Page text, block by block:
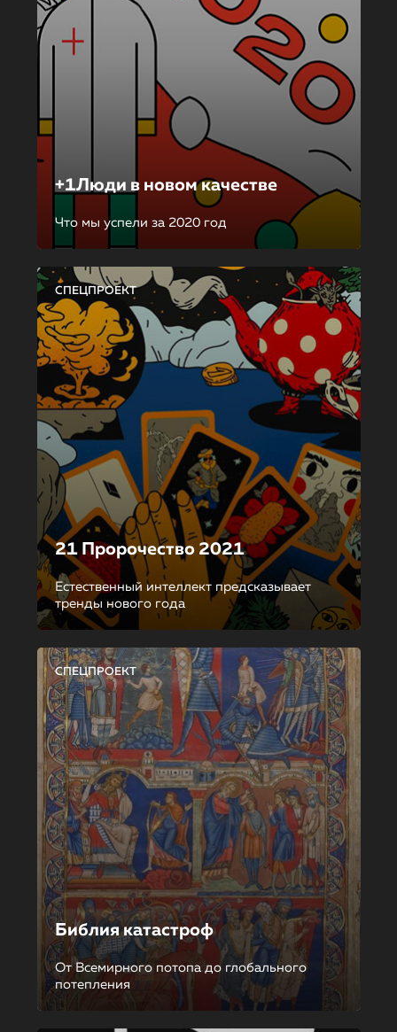
+1Люди в новом качестве
Что мы успели за 2020 год
СПЕЦПРОЕКТ
21 Пророчество 2021
Естественный интеллект предсказывает
тренды нового года
СПЕЦПРОЕКТ
Библия катастроф
От Всемирного потопа до глобального
потепления